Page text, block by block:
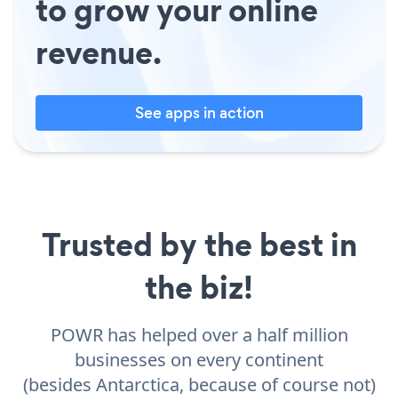
to grow your online
revenue.
See apps in action
Trusted by the best in
the biz!
POWR has helped over a half million
businesses on every continent
(besides Antarctica, because of course not)